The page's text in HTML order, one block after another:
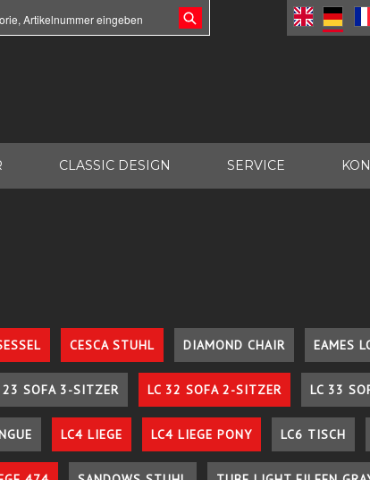
CLASSIC DESIGN SERVICE
CESCA STUHL DIAMOND CHAIR EAMES
23 SOFA 3-SITZER LC 32 SOFA 2-SITZER LC 33
LC4 LIEGE LC4 LIEGE PONY LC6 TISCH